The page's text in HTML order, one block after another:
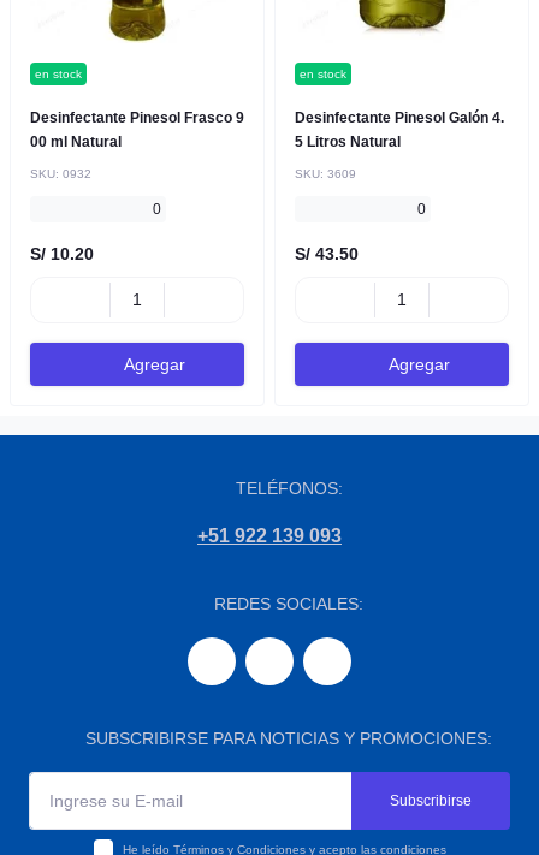
en stock
Desinfectante Pinesol Frasco 9
00 ml Natural
SKU: 0932
0
S/ 10.20
Agregar
en stock
Desinfectante Pinesol Galón 4.
5 Litros Natural
SKU: 3609
0
S/ 43.50
Agregar
TELÉFONOS:
+51 922 139 093
REDES SOCIALES:
SUBSCRIBIRSE PARA NOTICIAS Y PROMOCIONES:
Subscribirse
He leído Términos y Condicionesy acepto las condiciones